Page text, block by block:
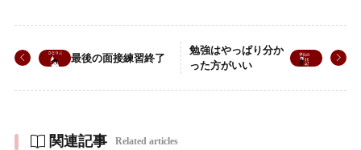
最後の面接練習終了
勉強はやっぱり分か
った方がいい
関連記事 Related articles